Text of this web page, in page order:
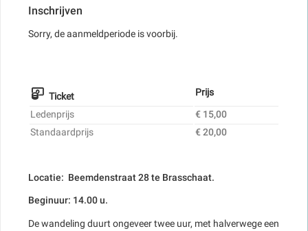
Inschrijven
Sorry, de aanmeldperiode is voorbij.
Ticket
Prijs
Ledenprijs
€ 15,00
Standaardprijs
€ 20,00
Locatie: Beemdenstraat 28 te Brasschaat.
Beginuur: 14.00 u.
De wandeling duurt ongeveer twee uur, met halverwege een